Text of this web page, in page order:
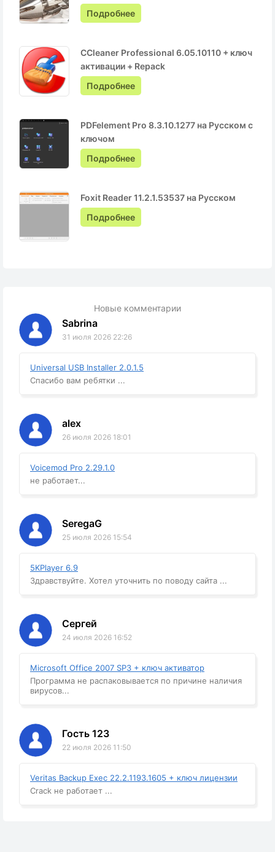
Подробнее
CCleaner Professional 6.05.10110 + ключ
активации + Repack
Подробнее
PDFelement Pro 8.3.10.1277 на Русском с
ключом
Подробнее
Foxit Reader 11.2.1.53537 на Русском
Подробнее
Новые комментарии
Sabrina
31 июля 2026 22:26
Universal USB Installer 2.0.1.5
Спасибо вам ребятки ...
alex
26 июля 2026 18:01
Voicemod Pro 2.29.1.0
не работает...
SeregaG
25 июля 2026 15:54
5KPlayer 6.9
Здравствуйте. Хотел уточнить по поводу сайта ...
Сергей
24 июля 2026 16:52
Microsoft Office 2007 SP3 + ключ активатор
Программа не распаковывается по причине наличия
вирусов...
Гость 123
22 июля 2026 11:50
Veritas Backup Exec 22.2.1193.1605 + ключ лицензии
Crack не работает ...